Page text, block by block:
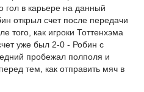
гол в карьере на данный
открыл счет после передачи
того, как игроки Тоттенхэма
уже был 2-0 - Робин с
пробежал полполя и
тем, как отправить мяч в